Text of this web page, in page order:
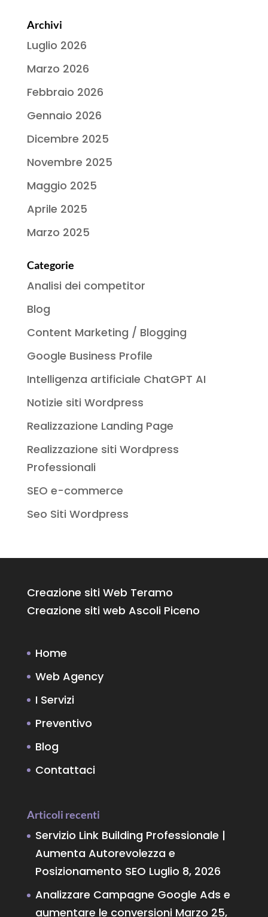
Archivi
Luglio 2026
Marzo 2026
Febbraio 2026
Gennaio 2026
Dicembre 2025
Novembre 2025
Maggio 2025
Aprile 2025
Marzo 2025
Categorie
Analisi dei competitor
Blog
Content Marketing / Blogging
Google Business Profile
Intelligenza artificiale ChatGPT AI
Notizie siti Wordpress
Realizzazione Landing Page
Realizzazione siti Wordpress
Professionali
SEO e-commerce
Seo Siti Wordpress
Creazione siti Web Teramo
Creazione siti web Ascoli Piceno
Home
Web Agency
I Servizi
Preventivo
Blog
Contattaci
Articoli recenti
Servizio Link Building Professionale |
Aumenta Autorevolezza e
Posizionamento SEO Luglio 8, 2026
Analizzare Campagne Google Ads e
aumentare le conversioni Marzo 25,